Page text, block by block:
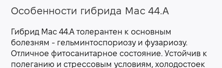
Особенности гибрида Мас 44.А
Гибрид Мас 44.А толерантен к основным
болезням - гельминтоспориозу и фузариозу.
Отличное фитосанитарное состояние. Устойчив к
полеганию и стрессовым условиям, холодостоек